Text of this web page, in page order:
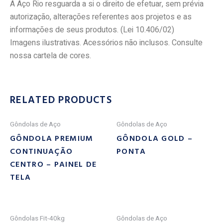
A Aço Rio resguarda a si o direito de efetuar, sem prévia
autorização, alterações referentes aos projetos e as
informações de seus produtos. (Lei 10.406/02)
Imagens ilustrativas. Acessórios não inclusos. Consulte
nossa cartela de cores.
RELATED PRODUCTS
Gôndolas de Aço
GÔNDOLA PREMIUM
CONTINUAÇÃO
CENTRO – PAINEL DE
TELA
Gôndolas de Aço
GÔNDOLA GOLD –
PONTA
Gôndolas Fit-40kg Gôndolas de Aço